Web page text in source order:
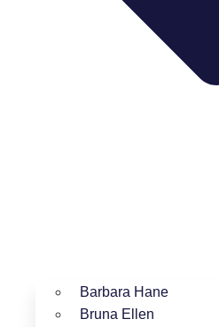
Barbara Hane
Bruna Ellen